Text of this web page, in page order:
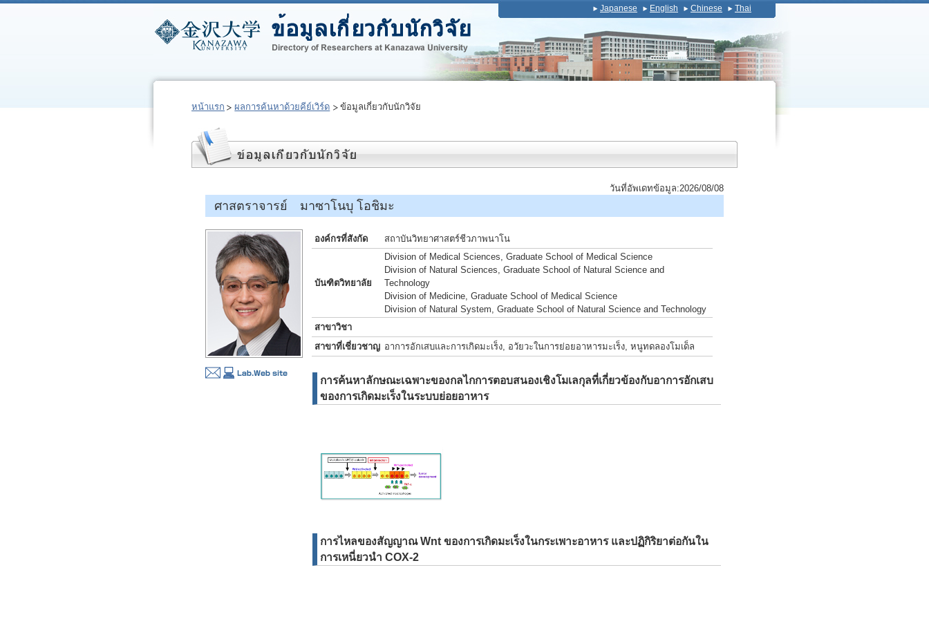
Japanese English Chinese Thai
หน้าแรก ผลการค้นหาด้วยคีย์เวิร์ด ข้อมูลเกี่ยวกับนักวิจัย
วันที่อัพเดทข้อมูล:2026/08/08
ศาสตราจารย์ มาซาโนบุ โอชิมะ
องค์กรที่สังกัด สถาบันวิทยาศาสตร์ชีวภาพนาโน
บันฑิตวิทยาลัย
Division of Medical Sciences, Graduate School of Medical Science
Division of Natural Sciences, Graduate School of Natural Science and
Technology
Division of Medicine, Graduate School of Medical Science
Division of Natural System, Graduate School of Natural Science and Technology
สาขาวิชา
สาขาที่เชี่ยวชาญ อาการอักเสบและการเกิดมะเร็ง, อวัยวะในการย่อยอาหารมะเร็ง, หนูทดลองโมเด็ล
การค้นหาลักษณะเฉพาะของกลไกการตอบสนองเชิงโมเลกุลที่เกี่ยวข้องกับอาการอักเสบ
ของการเกิดมะเร็งในระบบย่อยอาหาร
การไหลของสัญญาณ Wnt ของการเกิดมะเร็งในกระเพาะอาหาร และปฏิกิริยาต่อกันใน
การเหนี่ยวนำ COX-2